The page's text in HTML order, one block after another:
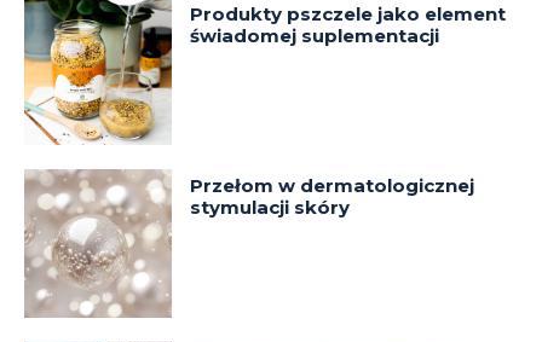
Produkty pszczele jako element
świadomej suplementacji
Przełom w dermatologicznej
stymulacji skóry